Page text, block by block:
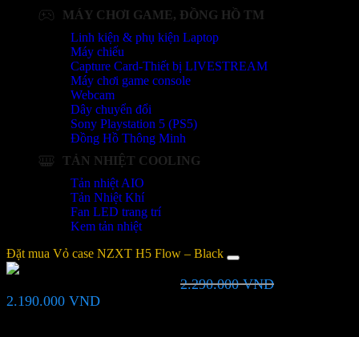
MÁY CHƠI GAME, ĐỒNG HỒ TM
Linh kiện & phụ kiện Laptop
Máy chiếu
Capture Card-Thiết bị LIVESTREAM
Máy chơi game console
Webcam
Dây chuyển đổi
Sony Playstation 5 (PS5)
Đồng Hồ Thông Minh
TẢN NHIỆT COOLING
Tản nhiệt AIO
Tản Nhiệt Khí
Fan LED trang trí
Kem tản nhiệt
Đặt mua Vỏ case NZXT H5 Flow – Black
2.290.000VND
Giá
2.190.000 VNDGiá